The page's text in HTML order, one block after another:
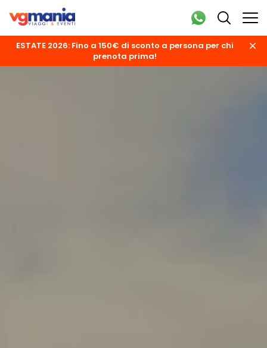
ESTATE 2026: Fino a 150€ di sconto a persona per chi
prenota prima!